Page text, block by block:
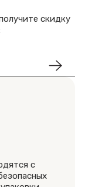
скидку
с